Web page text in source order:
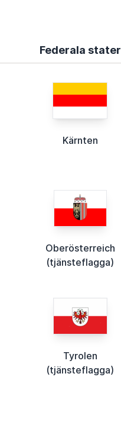
Federala stater
Kärnten
Oberösterreich
(tjänsteflagga)
Tyrolen
(tjänsteflagga)